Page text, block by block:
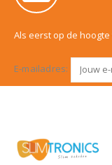
Als eerst op de
E-mailadres: